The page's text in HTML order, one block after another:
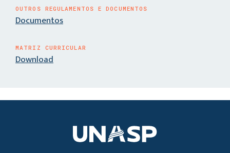
OUTROS REGULAMENTOS E DOCUMENTOS
Documentos
MATRIZ CURRICULAR
Download